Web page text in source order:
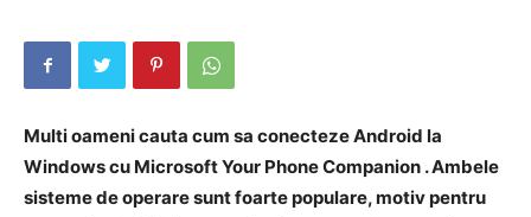
Multi oameni cauta cum sa conecteze Android la
Windows cu Microsoft Your Phone Companion . Ambele
sisteme de operare sunt foarte populare, motiv pentru